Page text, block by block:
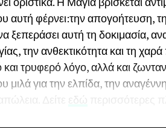
φέρνει:την απογοήτευση,
αυτή τη δοκιμασία,
την ανθεκτικότητα και τη
τρυφερό λόγο, αλλά και
μιλά για την ελπίδα, την
Δείτε
εδώ περισσότερες